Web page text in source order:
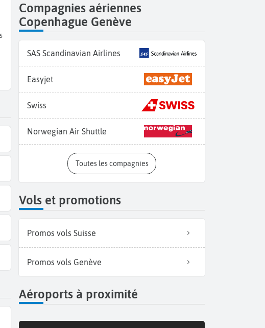
Compagnies aériennes
Copenhague Genève
SAS Scandinavian Airlines
Easyjet
Swiss
Norwegian Air Shuttle
Toutes les compagnies
Vols et promotions
Promos vols Suisse
Promos vols Genève
Aéroports à proximité